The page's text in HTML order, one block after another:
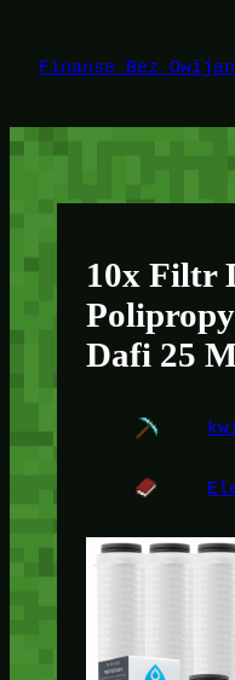
treści
Finanse Bez
10x Filtr
Dafi 25